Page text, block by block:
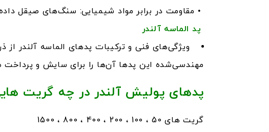
• مقاومت در برابر مواد شیمیایی: سنگ‌های صیقل
پد الماسه آلندر
ویژگی‌های فنی و ترکیبات پدهای الماسه آلندر
مهندسی‌شده این پدها آن‌ها را برای سایش و
پدهای پولیش آلندر در چه گریت
گریت های 50 ، 100 ، 200 ، 400 ، 800 ، 1500